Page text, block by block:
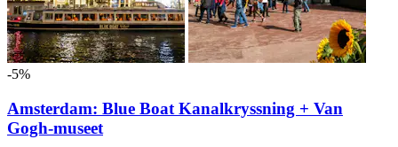
-5%
Amsterdam: Blue Boat Kanalkryssning + Van
Gogh-museet